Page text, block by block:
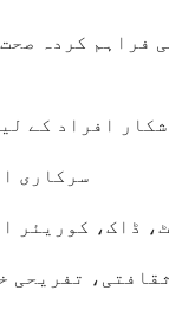
فراہم کردہ
افراد کے
سرکاری
ڈاک، کوریئر
تفریحی